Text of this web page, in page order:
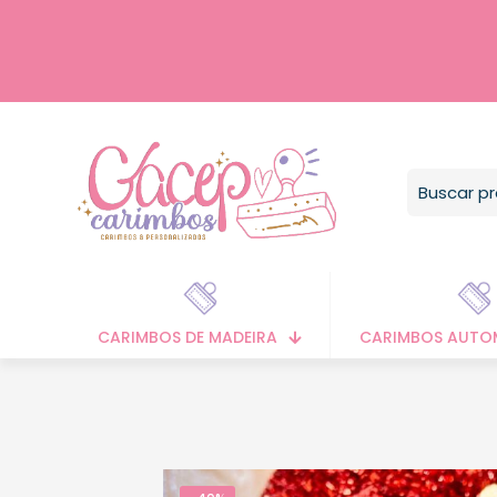
CARIMBOS DE MADEIRA CARIMBOS